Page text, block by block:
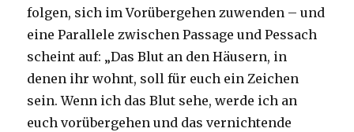
folgen, sich im Vorübergehen zuwenden – und
eine Parallele zwischen Passage und Pessach
scheint auf: „Das Blut an den Häusern, in
denen ihr wohnt, soll für euch ein Zeichen
sein. Wenn ich das Blut sehe, werde ich an
euch vorübergehen und das vernichtende